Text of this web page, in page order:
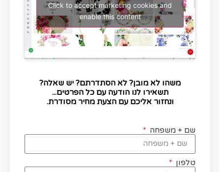
Click to accept marketing cookies and
enable this content
משהו לא מובן? לא הסתדרתם? יש שאלה?
תשאירו לנו הודעה עם כל הפרטים...
ונחזור אליכם עם הצעת מחיר מסודרת.
שם + משפחה
טלפון